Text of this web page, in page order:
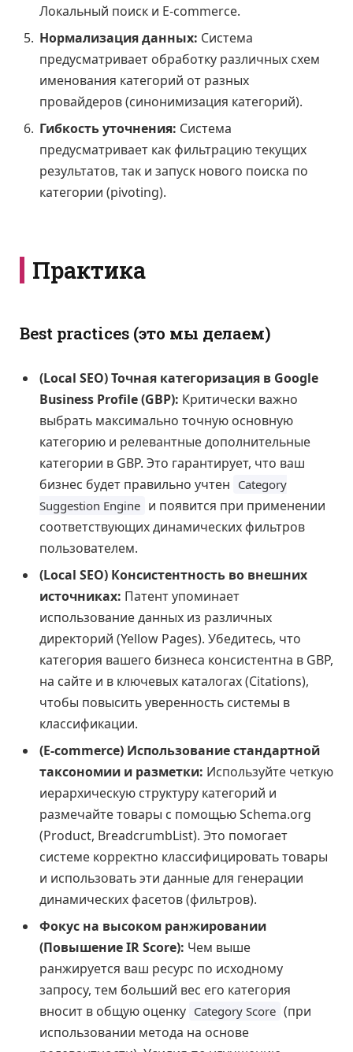
Локальный поиск и E-commerce.
Нормализация данных: Система
предусматривает обработку различных схем
именования категорий от разных
провайдеров (синонимизация категорий).
Гибкость уточнения: Система
предусматривает как фильтрацию текущих
результатов, так и запуск нового поиска по
категории (pivoting).
Практика
Best practices (это мы делаем)
(Local SEO) Точная категоризация в Google
Business Profile (GBP): Критически важно
выбрать максимально точную основную
категорию и релевантные дополнительные
категории в GBP. Это гарантирует, что ваш
бизнес будет правильно учтен Category
Suggestion Engine и появится при применении
соответствующих динамических фильтров
пользователем.
(Local SEO) Консистентность во внешних
источниках: Патент упоминает
использование данных из различных
директорий (Yellow Pages). Убедитесь, что
категория вашего бизнеса консистентна в GBP,
на сайте и в ключевых каталогах (Citations),
чтобы повысить уверенность системы в
классификации.
(E-commerce) Использование стандартной
таксономии и разметки: Используйте четкую
иерархическую структуру категорий и
размечайте товары с помощью Schema.org
(Product, BreadcrumbList). Это помогает
системе корректно классифицировать товары
и использовать эти данные для генерации
динамических фасетов (фильтров).
Фокус на высоком ранжировании
(Повышение IR Score): Чем выше
ранжируется ваш ресурс по исходному
запросу, тем больший вес его категория
вносит в общую оценку Category Score (при
использовании метода на основе